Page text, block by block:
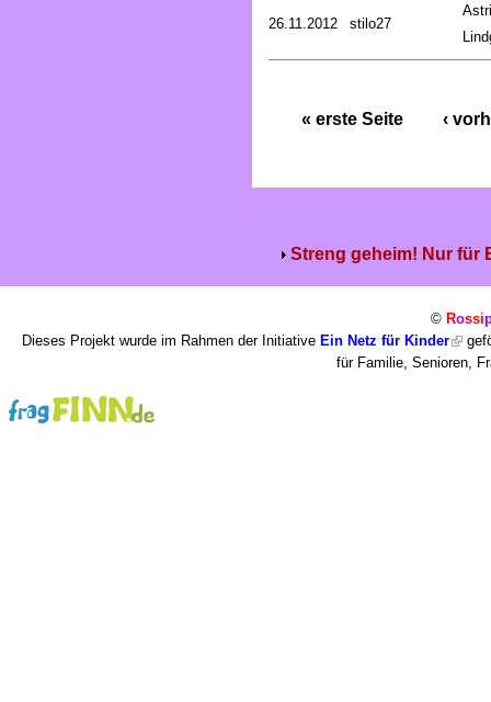
26.11.2012 stilo27
« erste Seite ‹
Streng geheim! Nur für
© Rossi
Dieses Projekt wurde im Rahmen der Initiative Ein Netz für Kinder
für Familie, Senioren,